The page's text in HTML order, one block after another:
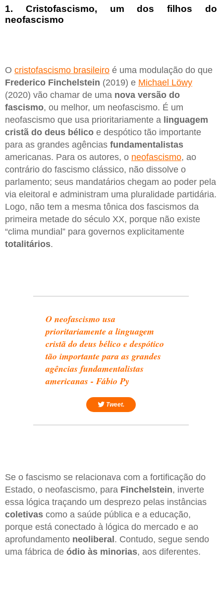
1. Cristofascismo, um dos filhos do
neofascismo
O cristofascismo brasileiro é uma modulação do que
Frederico Finchelstein (2019) e Michael Löwy
(2020) vão chamar de uma nova versão do
fascismo, ou melhor, um neofascismo. É um
neofascismo que usa prioritariamente a linguagem
cristã do deus bélico e despótico tão importante
para as grandes agências fundamentalistas
americanas. Para os autores, o neofascismo, ao
contrário do fascismo clássico, não dissolve o
parlamento; seus mandatários chegam ao poder pela
via eleitoral e administram uma pluralidade partidária.
Logo, não tem a mesma tônica dos fascismos da
primeira metade do século XX, porque não existe
“clima mundial” para governos explicitamente
totalitários.
O neofascismo usa
prioritariamente a linguagem
cristã do deus bélico e despótico
tão importante para as grandes
agências fundamentalistas
americanas - Fábio Py
Tweet.
Se o fascismo se relacionava com a fortificação do
Estado, o neofascismo, para Finchelstein, inverte
essa lógica traçando um desprezo pelas instâncias
coletivas como a saúde pública e a educação,
porque está conectado à lógica do mercado e ao
aprofundamento neoliberal. Contudo, segue sendo
uma fábrica de ódio às minorias, aos diferentes.